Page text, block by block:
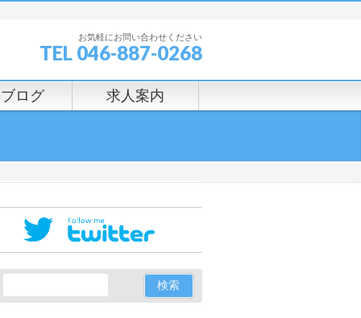
お気軽にお問い合わせください
TEL 046-887-0268
ログ 求人案内